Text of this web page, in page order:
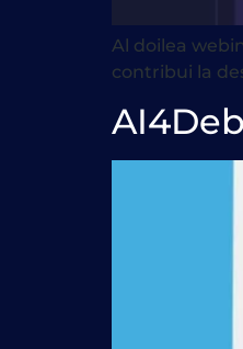
Al doilea
contribui la